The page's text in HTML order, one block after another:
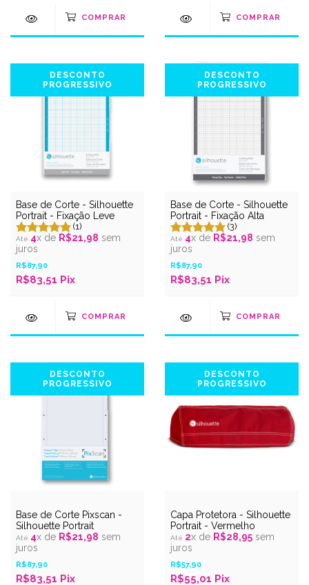
DESCONTO
PROGRESSIVO
Base de Corte - Silhouette
Portrait - Fixação Leve
(1)
4x de R$21,98 sem
juros
R$87,90
R$83,51 Pix
DESCONTO
PROGRESSIVO
Base de Corte - Silhouette
Portrait - Fixação Alta
(3)
4x de R$21,98 sem
juros
R$87,90
R$83,51 Pix
DESCONTO
PROGRESSIVO
Base de Corte Pixscan -
Silhouette Portrait
4x de R$21,98 sem
juros
R$87,90
R$83,51 Pix
DESCONTO
PROGRESSIVO
Capa Protetora - Silhouette
Portrait - Vermelho
2x de R$28,95 sem
juros
R$57,90
R$55,01 Pix